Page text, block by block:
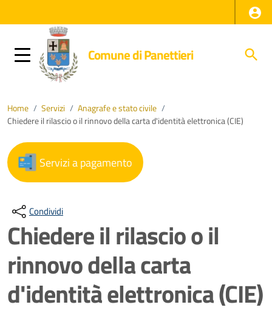
Comune di Panettieri
Home / Servizi / Anagrafe e stato civile /
Chiedere il rilascio o il rinnovo della carta d'identità elettronica (CIE)
Servizi a pagamento
Condividi
Chiedere il rilascio o il
rinnovo della carta
d'identità elettronica (CIE)